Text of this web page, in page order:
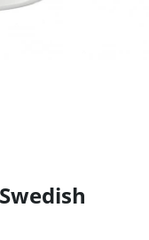
Swedish